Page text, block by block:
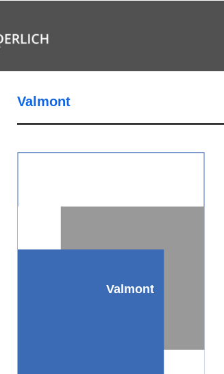
Valmont
Valmont